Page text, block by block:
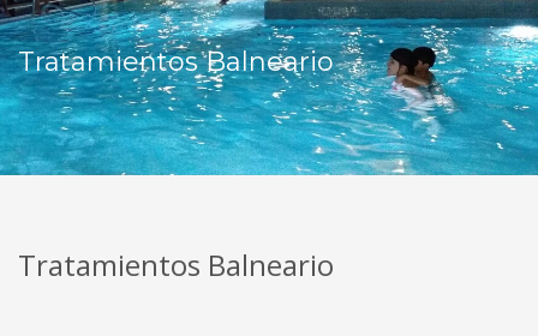
Tratamientos Balneario
Tratamientos Balneario